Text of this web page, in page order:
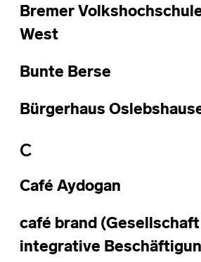
Bremer
West
Bunte Berse
Bürgerhaus
C
Café Aydogan
café brand
integrative